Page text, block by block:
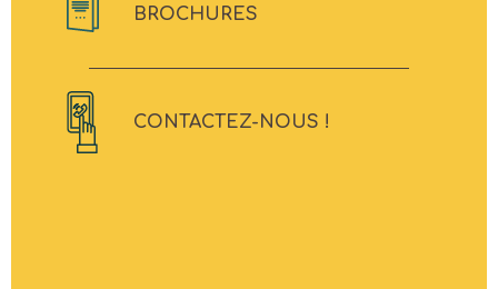
BROCHURES
CONTACTEZ-NOUS !